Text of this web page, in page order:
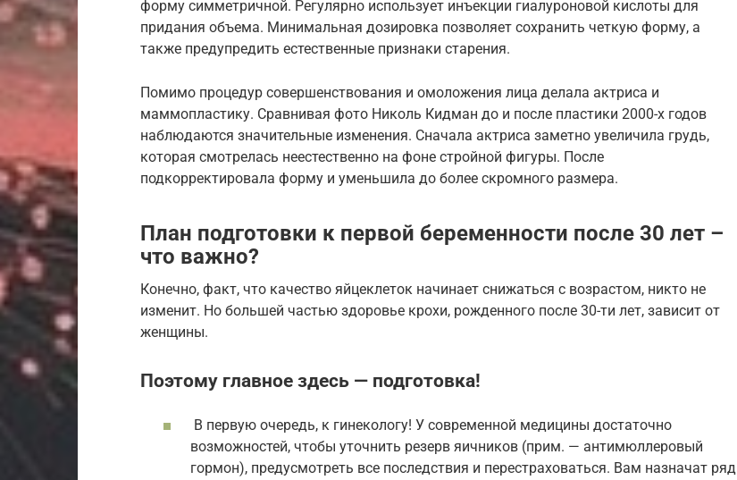
форму симметричной. Регулярно использует инъекции гиалуроновой кислоты для
придания объема. Минимальная дозировка позволяет сохранить четкую форму, а
также предупредить естественные признаки старения.
Помимо процедур совершенствования и омоложения лица делала актриса и
маммопластику. Сравнивая фото Николь Кидман до и после пластики 2000-х годов
наблюдаются значительные изменения. Сначала актриса заметно увеличила грудь,
которая смотрелась неестественно на фоне стройной фигуры. После
подкорректировала форму и уменьшила до более скромного размера.
План подготовки к первой беременности после 30 лет –
что важно?
Конечно, факт, что качество яйцеклеток начинает снижаться с возрастом, никто не
изменит. Но большей частью здоровье крохи, рожденного после 30-ти лет, зависит от
женщины.
Поэтому главное здесь — подготовка!
В первую очередь, к гинекологу! У современной медицины достаточно
возможностей, чтобы уточнить резерв яичников (прим. — антимюллеровый
гормон), предусмотреть все последствия и перестраховаться. Вам назначат ряд